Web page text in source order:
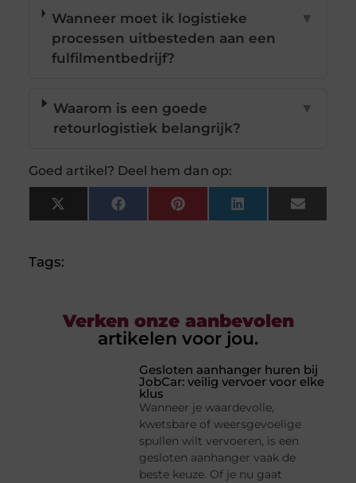
Wanneer moet ik logistieke
processen uitbesteden aan een
fulfilmentbedrijf?
▼
Waarom is een goede
retourlogistiek belangrijk?
▼
Goed artikel? Deel hem dan op:
X
(Twitter)
FacebookPinterestLinkedInEmail
Tags:
Verken onze aanbevolen
artikelen voor jou.
Gesloten aanhanger huren bij
JobCar: veilig vervoer voor elke
klus
Wanneer je waardevolle,
kwetsbare of weersgevoelige
spullen wilt vervoeren, is een
gesloten aanhanger vaak de
beste keuze. Of je nu gaat